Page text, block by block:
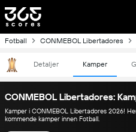
Fotball CONMEBOL Libertadores
Detaljer Kamper
CONMEBOL Libertadores:
Kamper i CONMEBOL Libertadores 2026!
kommende kamper innen Fotball.